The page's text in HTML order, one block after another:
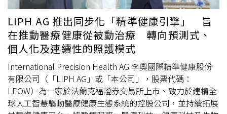
任開始增加，但也是累積實力的重要時刻。水逆期間與主管
或合作夥伴的溝通需多確認細節，避免資訊落差。金星進入
事業宮後，專業能力受到肯定，容易獲得新的曝光機會。感
情方面多關心另一半的感受。●摩羯座本週合作與伴侶關係
仍是重要課題。水逆可能讓舊合作重新聯繫，也可能需要重
新談判條件。金星進入處女座後，旅行、學習與進修運勢提
升，適合安排課程或規劃新的目標。保持彈性，將有助於突
破目前的瓶頸。●水瓶座本週需要重新調整工作與健康之間
的平衡。水逆容易讓工作流程反覆變動，保持耐心才能減少
司，約10點返家。回到家後，她會先洗澡、放鬆休息，直到
凌晨12點30分左右才正式就寢，結束忙碌的一天。貼文曝
光後吸引許多網友留言討論，有人表示「終於不是倖存者偏
差」、「終於看到一個真實的故事了」、「這生活……」、
「終於看到一個差的了，不然我在發哥真的氣死」、「太操
了吧，還好沒去」、「這錢我賺不來」。不過，也有自稱同
業的網友提出不同看法，認為實際工作情況可能更為忙碌，
「這也過得太好，08:00都已經在跟部經理還有製造部對題
目了」、「不用寫週報喔？爽」，顯示不同單位與職務之
LIPH AG 推出同步化「精準健康引擎」 旨
在推動醫療健康從被動治療 轉向預測式、
個人化及連續性的照護模式
International Precision Health AG 李奧國際精準健康股份
有限公司（「LIPH AG」或「本公司」，股票代碼：
LEOW）為一家於法蘭克福證券交易所上市、致力於建構全
球人工智慧驅動醫療健康生態系統的控股公司，並持續拓展